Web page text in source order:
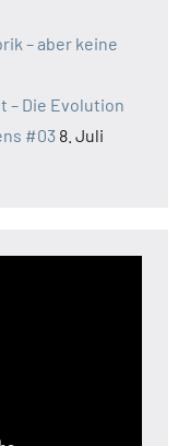
– aber keine
– Die Evolution
#03 8. Juli